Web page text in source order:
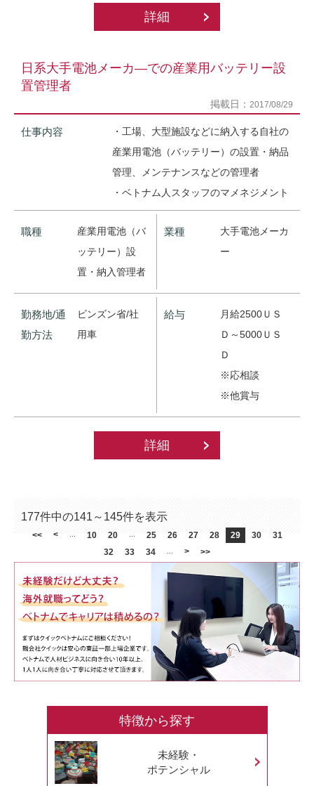
詳細
日系大手電池メーカ―での産業用バッテリー設
置管理者
掲載日： 2017/08/29
仕事内容
・工場、大型施設などに納入する自社の
産業用電池（バッテリー）の設置・納品
管理、メンテナンスなどの管理者
・ベトナム人スタッフのマメネジメント
職種
産業用電池（バ
ッテリー）設
置・納入管理者
業種
大手電池メーカ
ー
勤務地/通
勤方法
ビンズン省/社
用車
給与
月給2500ＵＳ
Ｄ～5000ＵＳ
Ｄ
※応相談
※他賞与
詳細
177件中の141～145件を表示
<< < 10 20 25 26 27 28 29 30
31
32
33 34 > >>
特徴から探す
未経験・
ポテンシャル